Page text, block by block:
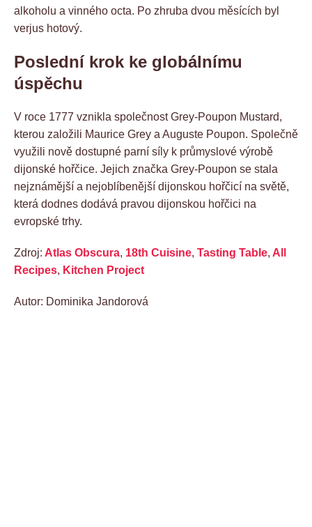
alkoholu a vinného octa. Po zhruba dvou měsících byl
verjus hotový.
Poslední krok ke globálnímu
úspěchu
V roce 1777 vznikla společnost Grey-Poupon Mustard,
kterou založili Maurice Grey a Auguste Poupon. Společně
využili nově dostupné parní síly k průmyslové výrobě
dijonské hořčice. Jejich značka Grey-Poupon se stala
nejznámější a nejoblíbenější dijonskou hořčicí na světě,
která dodnes dodává pravou dijonskou hořčici na
evropské trhy.
Zdroj: Atlas Obscura, 18th Cuisine, Tasting Table, All
Recipes, Kitchen Project
Autor: Dominika Jandorová